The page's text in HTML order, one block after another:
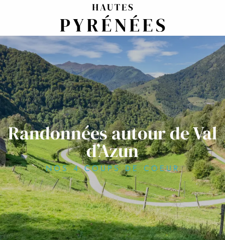
principal
Randonnées autour de Val
d’Azun
NOS 4 COUPS DE COEUR